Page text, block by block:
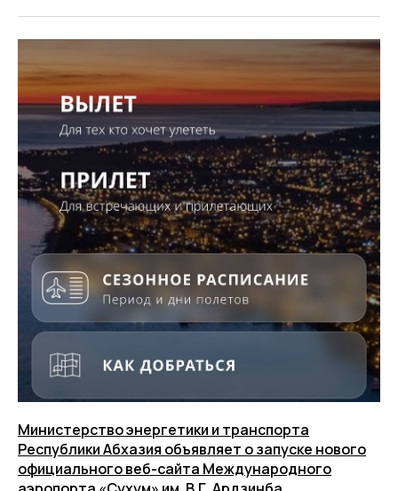
Министерство энергетики и транспорта
Республики Абхазия объявляет о запуске нового
официального веб-сайта Международного